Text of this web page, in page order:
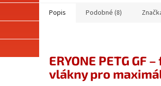
Popis Podobné (8)
ERYONE PETG
vlákny pro